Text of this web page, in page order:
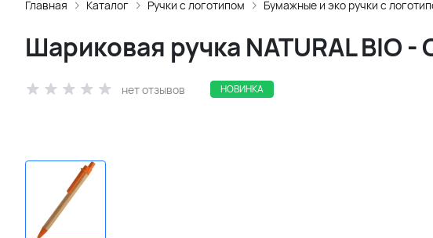
Главная Каталог Ручки с логотипом Бумажные и эко ручки с
Шариковая ручка NATURAL BIO
нет отзывов НОВИНКА